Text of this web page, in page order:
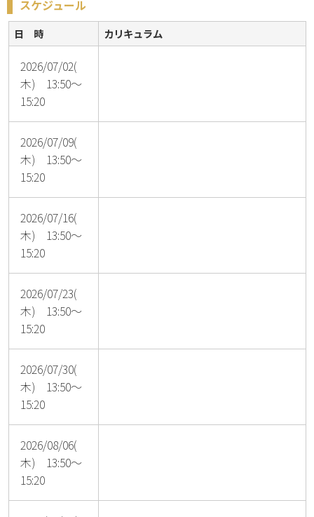
スケジュール
日 時 カリキュラム
2026/07/02(
木) 13:50～
15:20
2026/07/09(
木) 13:50～
15:20
2026/07/16(
木) 13:50～
15:20
2026/07/23(
木) 13:50～
15:20
2026/07/30(
木) 13:50～
15:20
2026/08/06(
木) 13:50～
15:20